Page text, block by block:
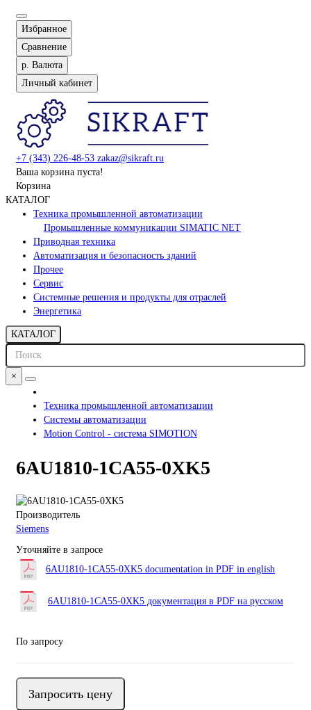
Избранное
Сравнение
р. Валюта
Личный кабинет
+7 (343) 226-48-53 zakaz@sikraft.ru
Ваша корзина пуста!
Корзина
КАТАЛОГ
Техника промышленной автоматизации
Промышленные коммуникации SIMATIC NET
Приводная техника
Автоматизация и безопасность зданий
Прочее
Сервис
Системные решения и продукты для отраслей
Энергетика
КАТАЛОГ
×
Техника промышленной автоматизации
Системы автоматизации
Motion Control - система SIMOTION
6AU1810-1CA55-0XK5
Производитель
Siemens
Уточняйте в запросе
6AU1810-1CA55-0XK5 documentation in PDF in english
6AU1810-1CA55-0XK5 документация в PDF на русском
По запросу
Запросить цену